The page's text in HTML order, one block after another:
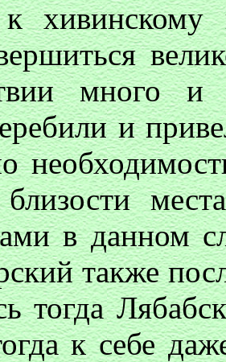
хивинскому
много
и
в данном
также
тогда
к себе